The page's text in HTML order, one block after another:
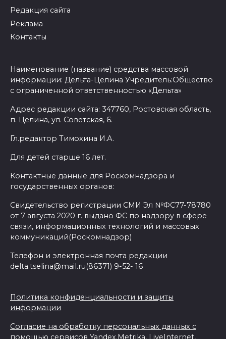
Редакция сайта
Реклама
Контакты
Наименование (название) средства массовой
информации: Дельта-Целина Учредитель:Общество
с ограниченной ответственностью «Дельта»
Адрес редакции сайта: 347760, Ростовская область,
п. Целина, ул. Советская, 6.
Гл.редактор Тимохина И.А.
Для детей старше 16 лет.
Контактные данные для Роскомнадзора и
государственных органов:
Свидетельство регистрации СМИ Эл №ФС77-78780
от 7 августа 2020 г. выдано ФС по надзору в сфере
связи, информационных технологий и массовых
коммуникаций(Роскомнадзор)
Телефон и электронная почта редакции
delta.tselina@mail.ru(86371) 9-52- 16
Политика конфиденциальности и защиты
информации
Согласие на обработку персональных данных с
помощью сервисов Yandex.Metrika, LiveInternet,